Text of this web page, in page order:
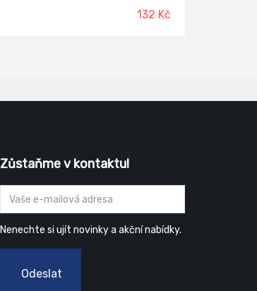
132 Kč
Zůstaňme v kontaktu!
Nenechte si ujít novinky a akční nabídky.
Odeslat